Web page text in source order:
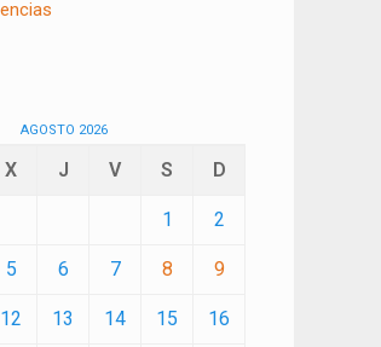
AGOSTO 2026
X J V S D
1 2
5 6 7 8 9
12 13 14 15 16